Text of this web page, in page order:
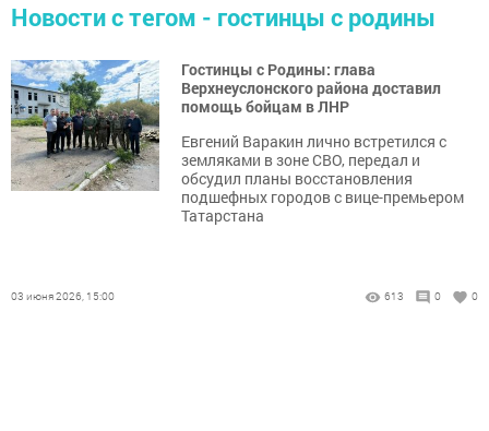
Новости с тегом - гостинцы с родины
Гостинцы с Родины: глава
Верхнеуслонского района доставил
помощь бойцам в ЛНР
Евгений Варакин лично встретился с
земляками в зоне СВО, передал и
обсудил планы восстановления
подшефных городов с вице-премьером
Татарстана
03 июня 2026, 15:00 613 0 0